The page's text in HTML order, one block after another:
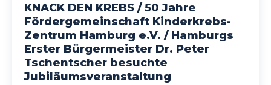
KNACK DEN KREBS / 50 Jahre
Fördergemeinschaft Kinderkrebs-
Zentrum Hamburg e.V. / Hamburgs
Erster Bürgermeister Dr. Peter
Tschentscher besuchte
Jubiläumsveranstaltung